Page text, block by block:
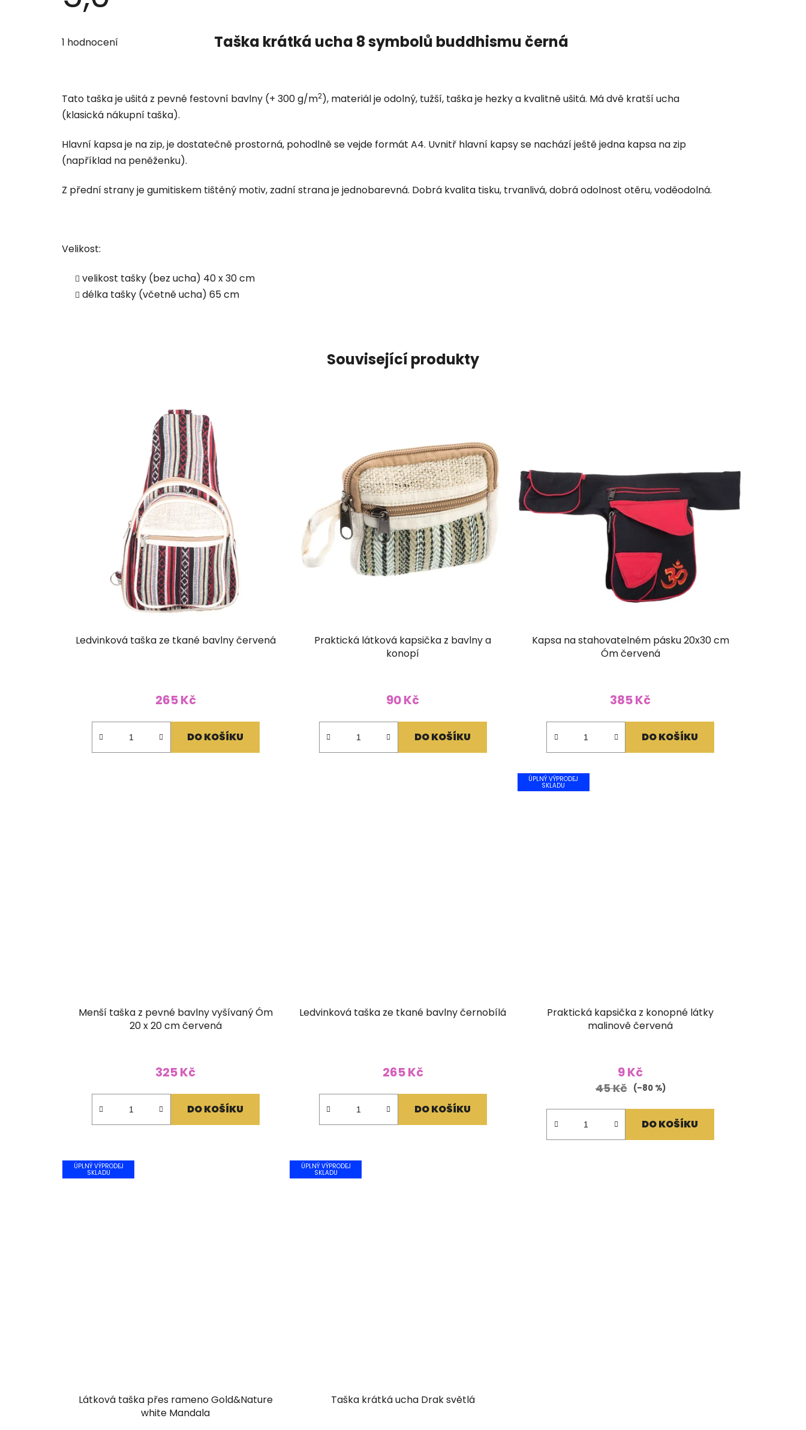
produktu
hvězdiček.
1 hodnocení Taška krátká ucha 8 symbolů buddhismu černá
Tato taška je ušitá z pevné festovní bavlny (+ 300 g/m2), materiál je odolný, tužší, taška je hezky a kvalitně ušitá. Má dvě kratší ucha
(klasická nákupní taška).
Hlavní kapsa je na zip, je dostatečně prostorná, pohodlně se vejde formát A4. Uvnitř hlavní kapsy se nachází ještě jedna kapsa na zip
(například na peněženku).
Z přední strany je gumitiskem tištěný motiv, zadní strana je jednobarevná. Dobrá kvalita tisku, trvanlivá, dobrá odolnost otěru, voděodolná.
Velikost:
velikost tašky (bez ucha) 40 x 30 cm
délka tašky (včetně ucha) 65 cm
Související produkty
Ledvinková taška ze tkané bavlny červená
265 Kč
DO KOŠÍKU
Praktická látková kapsička z bavlny a
konopí
90 Kč
DO KOŠÍKU
Kapsa na stahovatelném pásku 20x30 cm
Óm červená
385 Kč
DO KOŠÍKU
Menší taška z pevné bavlny vyšívaný Óm
20 x 20 cm červená
325 Kč
DO KOŠÍKU
Ledvinková taška ze tkané bavlny černobílá
265 Kč
DO KOŠÍKU
ÚPLNÝ VÝPRODEJ
SKLADU
Praktická kapsička z konopné látky
malinově červená
9 Kč
45 Kč (–80 %)
DO KOŠÍKU
ÚPLNÝ VÝPRODEJ
SKLADU
Látková taška přes rameno Gold&Nature
white Mandala
ÚPLNÝ VÝPRODEJ
SKLADU
Taška krátká ucha Drak světlá